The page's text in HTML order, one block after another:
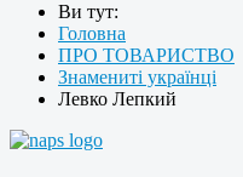
Ви тут:
Головна
ПРО ТОВАРИСТВО
Знамениті українці
Левко Лепкий